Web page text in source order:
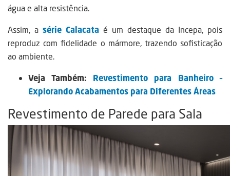
água e alta resistência.
Assim, a série Calacata é um destaque da Incepa, pois
reproduz com fidelidade o mármore, trazendo sofisticação
ao ambiente.
Veja Também: Revestimento para Banheiro –
Explorando Acabamentos para Diferentes Áreas
Revestimento de Parede para Sala